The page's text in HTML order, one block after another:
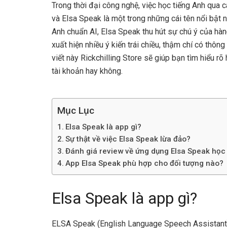
Trong thời đại công nghệ, việc học tiếng Anh qua
và Elsa Speak là một trong những cái tên nổi bật
Anh chuẩn AI, Elsa Speak thu hút sự chú ý của
xuất hiện nhiều ý kiến trái chiều, thậm chí có
viết này Rickchilling Store sẽ giúp bạn tìm hiểu
tài khoản hay không.
Mục Lục
Elsa Speak là app gì?
Sự thật về việc Elsa Speak lừa đảo?
Đánh giá review về ứng dụng Elsa Speak
App Elsa Speak phù hợp cho đối tượng nào?
Elsa Speak là app gì?
ELSA Speak (English Language Speech